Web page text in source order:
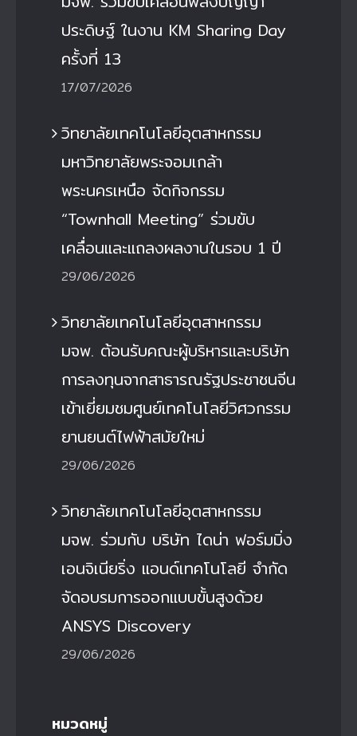
ประดิษฐ์ ในงาน KM Sharing Day
ครั้งที่ 13
17/07/2026
วิทยาลัยเทคโนโลยีอุตสาหกรรม
มหาวิทยาลัยพระจอมเกล้า
พระนครเหนือ จัดกิจกรรม
“Townhall Meeting” ร่วมขับ
เคลื่อนและแถลงผลงานในรอบ 1 ปี
29/06/2026
วิทยาลัยเทคโนโลยีอุตสาหกรรม
มจพ. ต้อนรับคณะผู้บริหารและบริษัท
การลงทุนจากสาธารณรัฐประชาชนจีน
เข้าเยี่ยมชมศูนย์เทคโนโลยีวิศวกรรม
ยานยนต์ไฟฟ้าสมัยใหม่
29/06/2026
วิทยาลัยเทคโนโลยีอุตสาหกรรม
มจพ. ร่วมกับ บริษัท ไดน่า ฟอร์มมิ่ง
เอนจิเนียริ่ง แอนด์เทคโนโลยี จำกัด
จัดอบรมการออกแบบขั้นสูงด้วย
ANSYS Discovery
29/06/2026
หมวดหมู่